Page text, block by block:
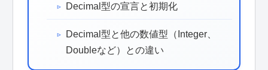
Decimal型の宣言と初期化
Decimal型と他の数値型（Integer、
Doubleなど）との違い